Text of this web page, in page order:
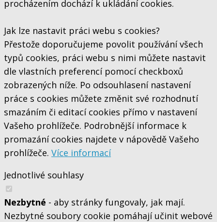
procházením dochází k ukládání cookies.
Jak lze nastavit práci webu s cookies?
Přestože doporučujeme povolit používání všech
typů cookies, práci webu s nimi můžete nastavit
dle vlastních preferencí pomocí checkboxů
zobrazených níže. Po odsouhlasení nastavení
práce s cookies můžete změnit své rozhodnutí
smazáním či editací cookies přímo v nastavení
Vašeho prohlížeče. Podrobnější informace k
promazání cookies najdete v nápovědě Vašeho
prohlížeče. Více informací
Jednotlivé souhlasy
Nezbytné - aby stránky fungovaly, jak mají.
Nezbytné soubory cookie pomáhají učinit webové